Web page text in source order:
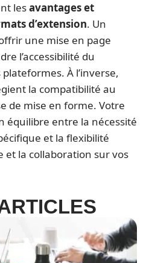
lesavantages et
d’extension. Un
une mise en page
l’accessibilité du
À l’inverse,
la compatibilité au
de mise en forme. Votre
équilibre entre la nécessité
et la flexibilité
et la collaboration sur vos